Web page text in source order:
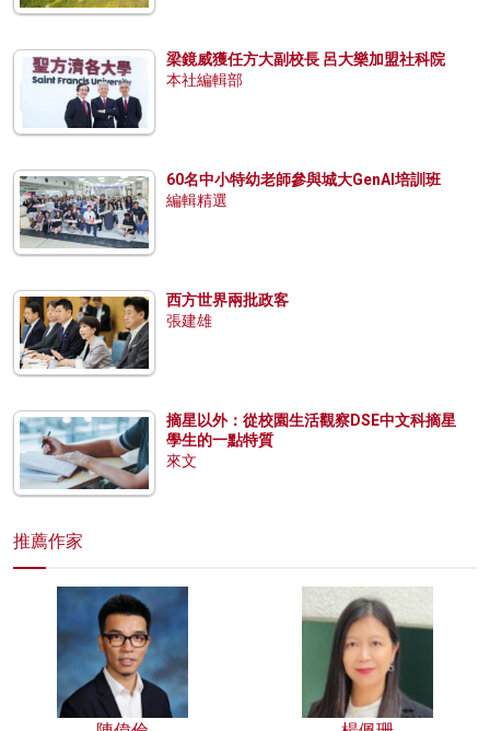
梁鏡威獲任方大副校長 呂大樂加盟社科院
本社編輯部
60名中小特幼老師參與城大GenAI培訓班
編輯精選
西方世界兩批政客
張建雄
摘星以外：從校園生活觀察DSE中文科摘星
學生的一點特質
來文
推薦作家